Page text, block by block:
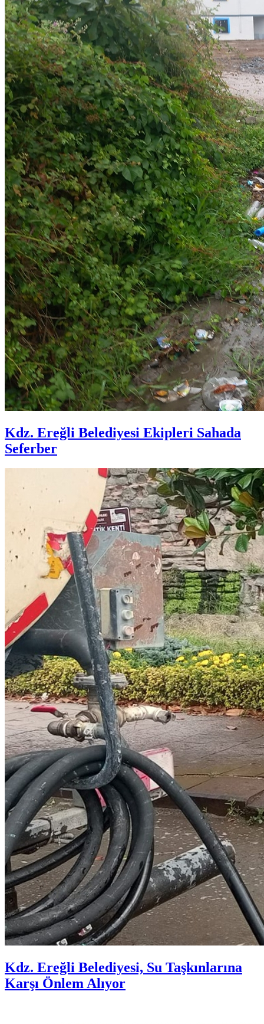
Kdz. Ereğli Belediyesi Ekipleri Sahada
Seferber
Kdz. Ereğli Belediyesi, Su Taşkınlarına
Karşı Önlem Alıyor